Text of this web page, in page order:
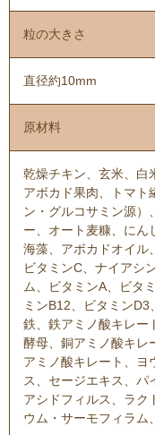
粒の大きさ
直径約10mm
原材料
乾燥チキン、玄米、白
アボカド果肉、トマト
ン・グルコサミン源）
ー、オート麦糠、にん
海藻、アボカドオイル
ビタミンC、ナイアシ
ム、ビタミンA、ビタ
ミンB12、ビタミン
鉄、鉄アミノ酸キレー
酵母、銅アミノ酸キレ
アミノ酸キレート、ヨ
ス、セージエキス、パ
アシドフィルス、ラク
ウム・サーモフィラム